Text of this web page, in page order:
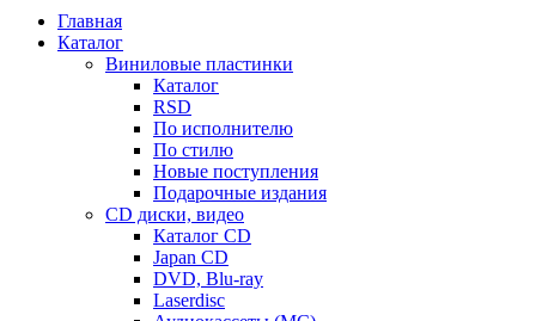
Главная
Каталог
Виниловые пластинки
Каталог
RSD
По исполнителю
По стилю
Новые поступления
Подарочные издания
CD диски, видео
Каталог CD
Japan CD
DVD, Blu-ray
Laserdisc